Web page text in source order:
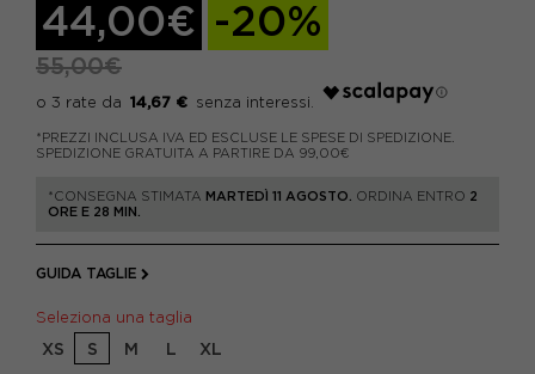
44,00€ -20%
55,00€
14,67 €
*PREZZI INCLUSA IVA ED ESCLUSE LE SPESE DI SPEDIZIONE.
SPEDIZIONE GRATUITA A PARTIRE DA 99,00€
*CONSEGNA STIMATA MARTEDÌ 11 AGOSTO. ORDINA ENTRO 2
ORE E 28 MIN.
GUIDA TAGLIE
Seleziona una taglia
XS S M L XL